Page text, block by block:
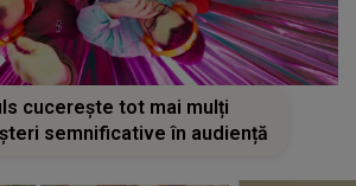
cucerește tot mai mulți
semnificative în audiență